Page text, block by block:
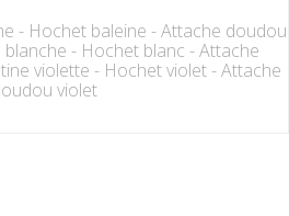
- Hochet baleine - Attache doudou
- Hochet blanc - Attache
violette - Hochet violet - Attache
violet